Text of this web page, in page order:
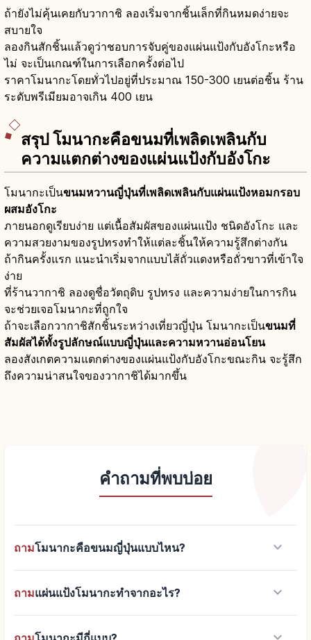
ถ้ายังไม่คุ้นเคยกับวากาชิ ลองเริ่มจากชิ้นเล็กที่กินหมดง่ายจะ
สบายใจ
ลองกินสักชิ้นแล้วดูว่าชอบการจับคู่ของแผ่นแป้งกับอังโกะหรือ
ไม่ จะเป็นเกณฑ์ในการเลือกครั้งต่อไป
ราคาโมนากะโดยทั่วไปอยู่ที่ประมาณ 150-300 เยนต่อชิ้น ร้าน
ระดับพรีเมียมอาจเกิน 400 เยน
สรุป โมนากะคือขนมที่เพลิดเพลินกับ
ความแตกต่างของแผ่นแป้งกับอังโกะ
โมนากะเป็นขนมหวานญี่ปุ่นที่เพลิดเพลินกับแผ่นแป้งหอมกรอบ
ผสมอังโกะ
ภายนอกดูเรียบง่าย แต่เนื้อสัมผัสของแผ่นแป้ง ชนิดอังโกะ และ
ความสวยงามของรูปทรงทำให้แต่ละชิ้นให้ความรู้สึกต่างกัน
ถ้ากินครั้งแรก แนะนำเริ่มจากแบบไส้ถั่วแดงหรือถั่วขาวที่เข้าใจ
ง่าย
ที่ร้านวากาชิ ลองดูชื่อวัตถุดิบ รูปทรง และความง่ายในการกิน
จะช่วยเจอโมนากะที่ถูกใจ
ถ้าจะเลือกวากาชิสักชิ้นระหว่างเที่ยวญี่ปุ่น โมนากะเป็นขนมที่
สัมผัสได้ทั้งรูปลักษณ์แบบญี่ปุ่นและความหวานอ่อนโยน
ลองสังเกตความแตกต่างของแผ่นแป้งกับอังโกะขณะกิน จะรู้สึก
ถึงความน่าสนใจของวากาชิได้มากขึ้น
คำถามที่พบบ่อย
ถามโมนากะคือขนมญี่ปุ่นแบบไหน? keyboard_arrow_down
ถามแผ่นแป้งโมนากะทำจากอะไร? keyboard_arrow_down